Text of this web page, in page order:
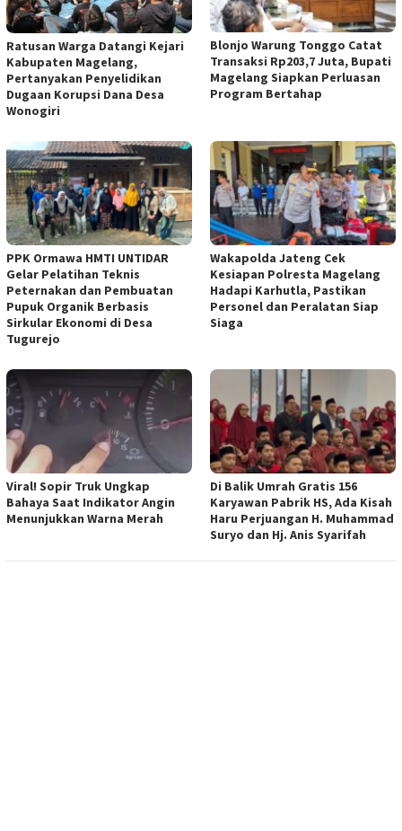
Ratusan Warga Datangi Kejari
Kabupaten Magelang,
Pertanyakan Penyelidikan
Dugaan Korupsi Dana Desa
Wonogiri
Blonjo Warung Tonggo Catat
Transaksi Rp203,7 Juta, Bupati
Magelang Siapkan Perluasan
Program Bertahap
PPK Ormawa HMTI UNTIDAR
Gelar Pelatihan Teknis
Peternakan dan Pembuatan
Pupuk Organik Berbasis
Sirkular Ekonomi di Desa
Tugurejo
Wakapolda Jateng Cek
Kesiapan Polresta Magelang
Hadapi Karhutla, Pastikan
Personel dan Peralatan Siap
Siaga
Viral! Sopir Truk Ungkap
Bahaya Saat Indikator Angin
Menunjukkan Warna Merah
Di Balik Umrah Gratis 156
Karyawan Pabrik HS, Ada Kisah
Haru Perjuangan H. Muhammad
Suryo dan Hj. Anis Syarifah